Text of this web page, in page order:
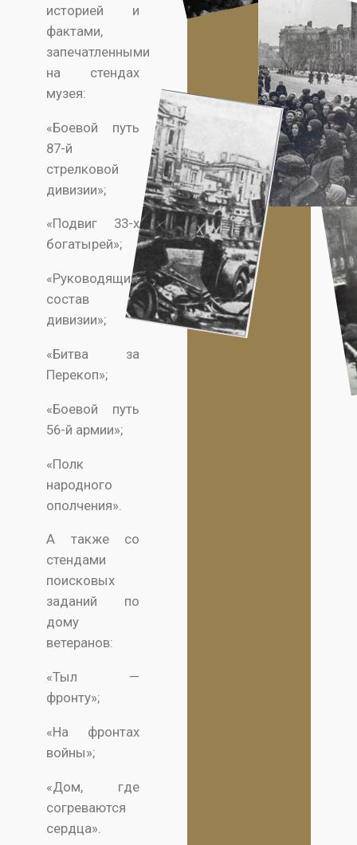
историей и
фактами,
запечатленными
на стендах
музея:
«Боевой путь
87-й
стрелковой
дивизии»;
«Подвиг 33-х
богатырей»;
«Руководящий
состав
дивизии»;
«Битва за
Перекоп»;
«Боевой путь
56-й армии»;
«Полк
народного
ополчения».
А также со
стендами
поисковых
заданий по
дому
ветеранов:
«Тыл —
фронту»;
«На фронтах
войны»;
«Дом, где
согреваются
сердца».